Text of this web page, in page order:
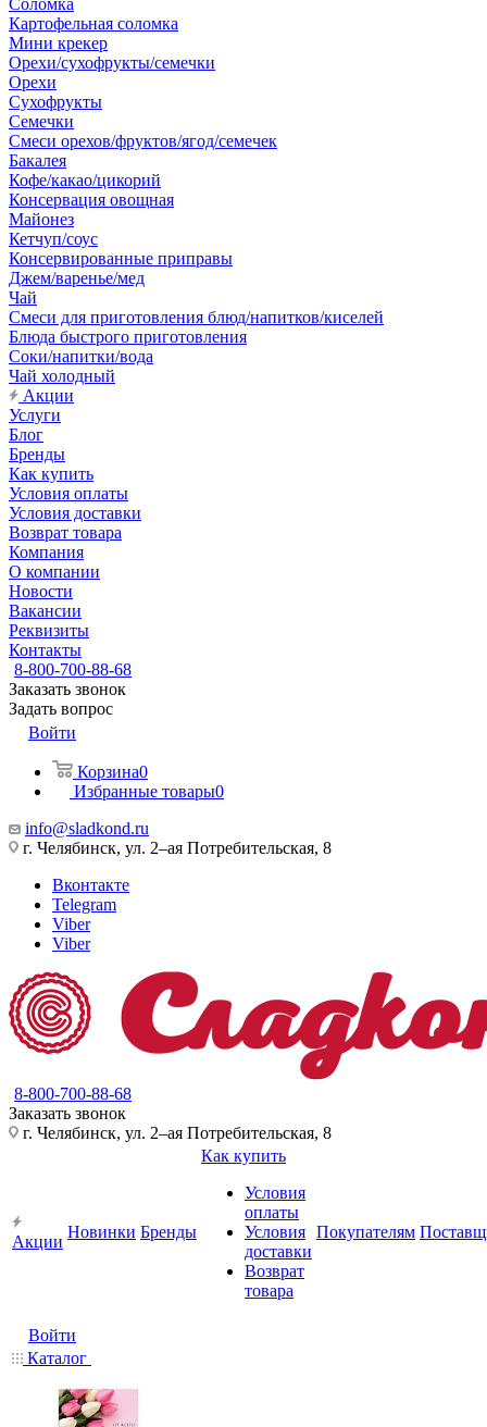
Соломка
Картофельная соломка
Мини крекер
Орехи/сухофрукты/семечки
Орехи
Сухофрукты
Семечки
Смеси орехов/фруктов/ягод/семечек
Бакалея
Кофе/какао/цикорий
Консервация овощная
Майонез
Кетчуп/соус
Консервированные приправы
Джем/варенье/мед
Чай
Смеси для приготовления блюд/напитков/киселей
Блюда быстрого приготовления
Соки/напитки/вода
Чай холодный
Акции
Услуги
Блог
Бренды
Как купить
Условия оплаты
Условия доставки
Возврат товара
Компания
О компании
Новости
Вакансии
Реквизиты
Контакты
8-800-700-88-68
Заказать звонок
Задать вопрос
Войти
Корзина0
Избранные товары0
info@sladkond.ru
г. Челябинск, ул. 2–ая Потребительская, 8
Вконтакте
Telegram
Viber
Viber
8-800-700-88-68
Заказать звонок
г. Челябинск, ул. 2–ая Потребительская, 8
Акции
Новинки Бренды
Как купить
Условия
оплаты
Условия
доставки
Возврат
товара
Покупателям
Войти
Каталог